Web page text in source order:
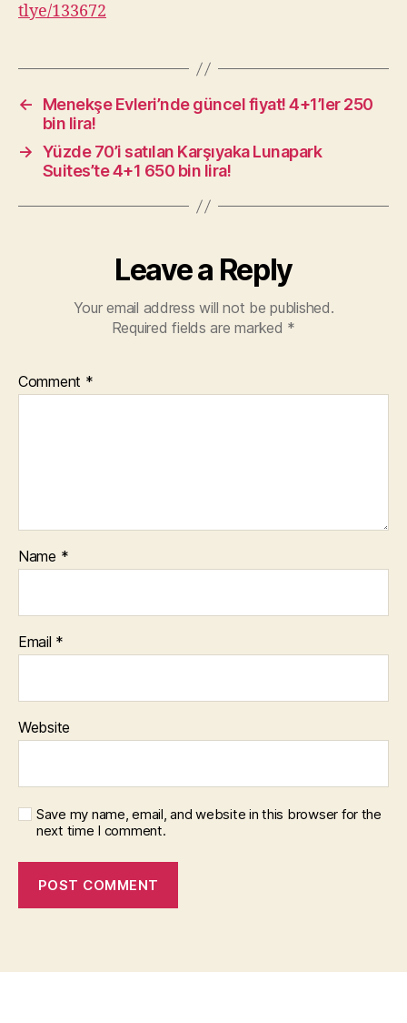
tlye/133672
←
Menekşe Evleri’nde güncel fiyat! 4+1’ler 250
bin lira!
→ Yüzde 70’i satılan Karşıyaka Lunapark
Suites’te 4+1 650 bin lira!
Leave a Reply
Your email address will not be published.
Required fields are marked *
Comment *
Name *
Email *
Website
Save my name, email, and website in this browser for the
next time I comment.